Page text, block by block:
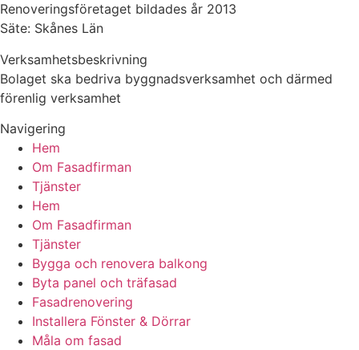
Renoveringsföretaget bildades år 2013
Säte: Skånes Län
Verksamhetsbeskrivning
Bolaget ska bedriva byggnadsverksamhet och därmed
förenlig verksamhet
Navigering
Hem
Om Fasadfirman
Tjänster
Hem
Om Fasadfirman
Tjänster
Bygga och renovera balkong
Byta panel och träfasad
Fasadrenovering
Installera Fönster & Dörrar
Måla om fasad